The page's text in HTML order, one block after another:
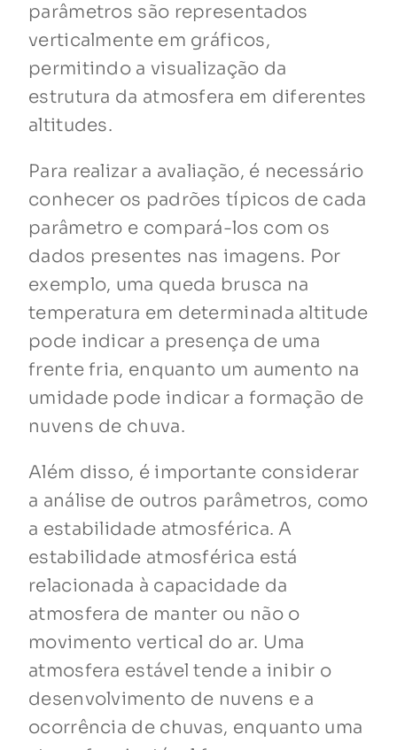
parâmetros são representados
verticalmente em gráficos,
permitindo a visualização da
estrutura da atmosfera em diferentes
altitudes.
Para realizar a avaliação, é necessário
conhecer os padrões típicos de cada
parâmetro e compará-los com os
dados presentes nas imagens. Por
exemplo, uma queda brusca na
temperatura em determinada altitude
pode indicar a presença de uma
frente fria, enquanto um aumento na
umidade pode indicar a formação de
nuvens de chuva.
Além disso, é importante considerar
a análise de outros parâmetros, como
a estabilidade atmosférica. A
estabilidade atmosférica está
relacionada à capacidade da
atmosfera de manter ou não o
movimento vertical do ar. Uma
atmosfera estável tende a inibir o
desenvolvimento de nuvens e a
ocorrência de chuvas, enquanto uma